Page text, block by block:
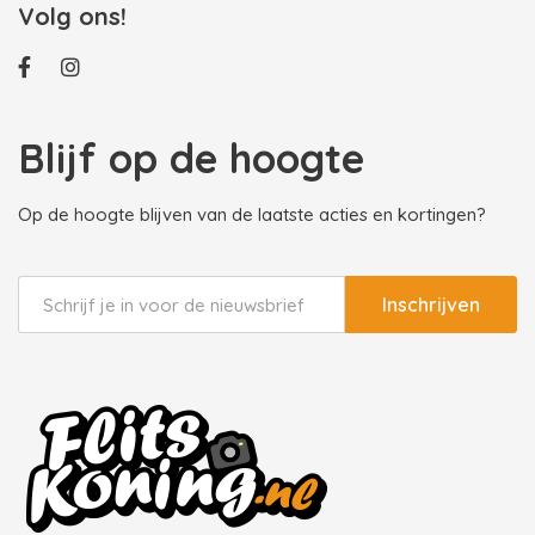
Volg ons!
Blijf op de hoogte
Op de hoogte blijven van de laatste acties en kortingen?
Inschrijven